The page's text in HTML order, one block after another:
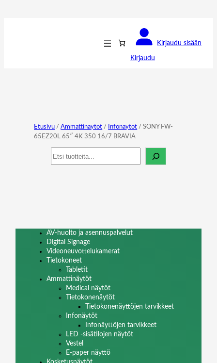
Kirjaudu
Kirjaudu sisään
Etusivu /Ammattinäytöt / Infonäytöt / SONY FW-
65EZ20L 65″ 4K 350 16/7 BRAVIA
Haku
AV-huolto ja asennuspalvelut
Digital Signage
Videoneuvottelukamerat
Tietokoneet
Tabletit
Ammattinäytöt
Medical näytöt
Tietokonenäytöt
Tietokonenäyttöjen tarvikkeet
Infonäytöt
Infonäyttöjen tarvikkeet
LED -sisätilojen näytöt
Vestel
E-paper näyttö